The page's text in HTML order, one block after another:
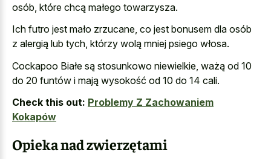
osób, które chcą małego towarzysza.
Ich futro jest mało zrzucane, co jest bonusem dla osób
z alergią lub tych, którzy wolą mniej psiego włosa.
Cockapoo Białe są stosunkowo niewielkie, ważą od 10
do 20 funtów i mają wysokość od 10 do 14 cali.
Check this out: Problemy Z Zachowaniem
Kokapów
Opieka nad zwierzętami